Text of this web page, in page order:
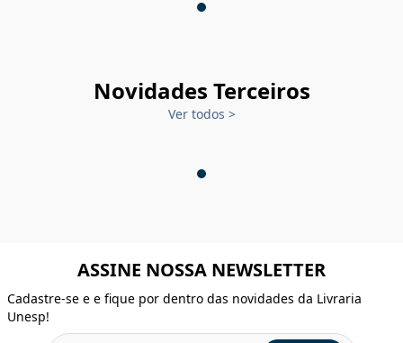
Novidades Terceiros
Ver todos >
ASSINE NOSSA NEWSLETTER
Cadastre-se e e fique por dentro das novidades da Livraria
Unesp!